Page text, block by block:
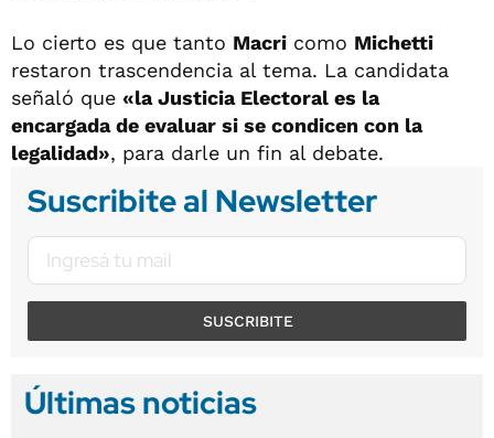
Lo cierto es que tanto Macri como Michetti
restaron trascendencia al tema. La candidata
señaló que «la Justicia Electoral es la
encargada de evaluar si se condicen con la
legalidad», para darle un fin al debate.
Suscribite al Newsletter
SUSCRIBITE
Últimas noticias